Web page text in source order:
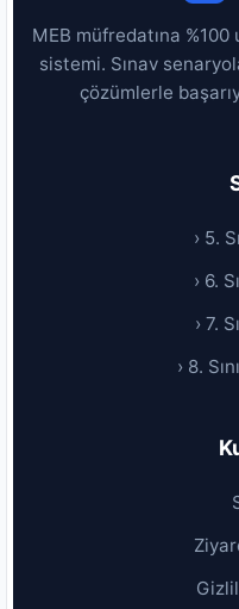
MEB müfredatına %100
sistemi. Sınav
çözümlerle
› 5.
› 6.
› 7.
› 8.